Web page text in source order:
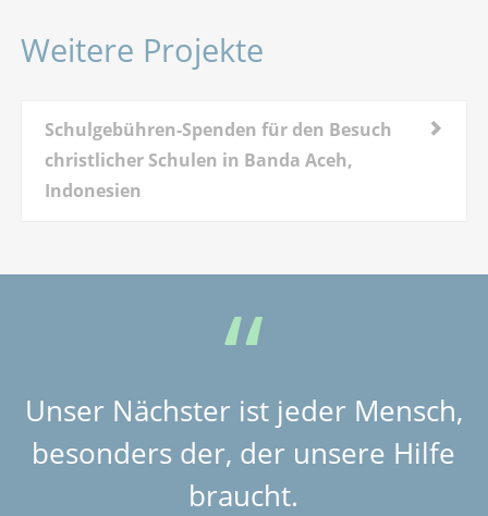
Weitere Projekte
Schulgebühren-Spenden für den Besuch
christlicher Schulen in Banda Aceh,
Indonesien
Unser Nächster ist jeder Mensch,
besonders der, der unsere Hilfe
braucht.